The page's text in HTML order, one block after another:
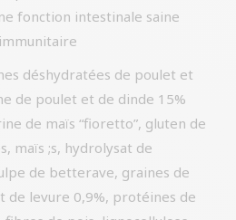
fonction intestinale saine
déshydratées de poulet et
de poulet et de dinde 15%
de maïs “fioretto”, gluten de
maïs ;s, hydrolysat de
de betterave, graines de
de levure 0,9%, protéines de